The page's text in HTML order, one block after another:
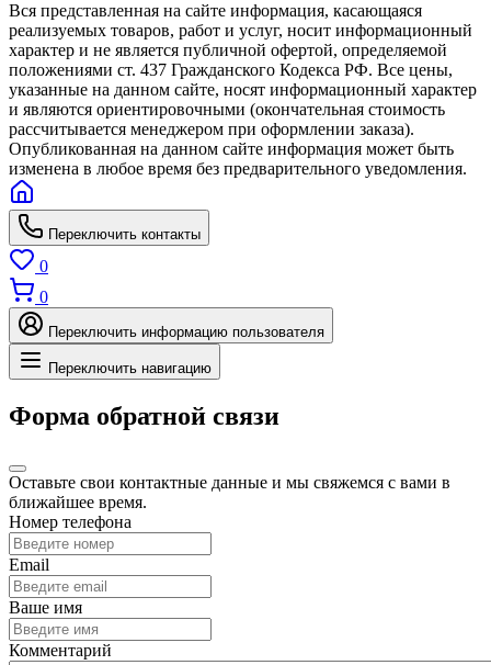
Вся представленная на сайте информация, касающаяся
реализуемых товаров, работ и услуг, носит информационный
характер и не является публичной офертой, определяемой
положениями ст. 437 Гражданского Кодекса РФ. Все цены,
указанные на данном сайте, носят информационный характер
и являются ориентировочными (окончательная стоимость
рассчитывается менеджером при оформлении заказа).
Опубликованная на данном сайте информация может быть
изменена в любое время без предварительного уведомления.
Переключить контакты
0
0
Переключить информацию пользователя
Переключить навигацию
Форма обратной связи
Оставьте свои контактные данные и мы свяжемся с вами в
ближайшее время.
Номер телефона
Email
Ваше имя
Комментарий